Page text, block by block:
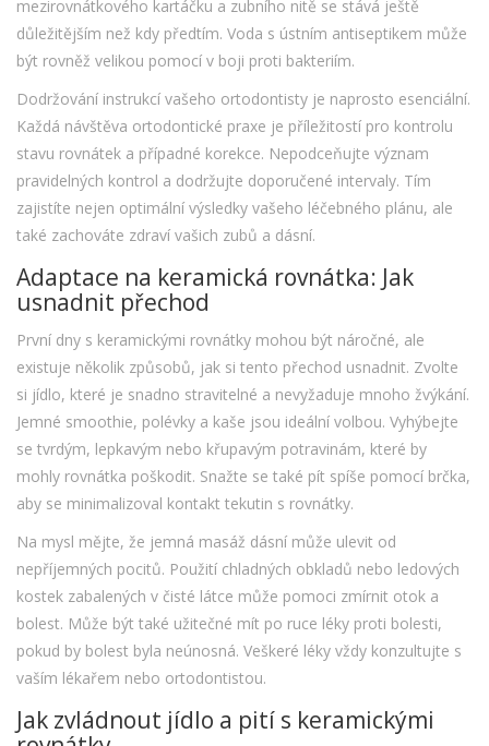
mezirovnátkového kartáčku a zubního nitě se stává ještě
důležitějším než kdy předtím. Voda s ústním antiseptikem může
být rovněž velikou pomocí v boji proti bakteriím.
Dodržování instrukcí vašeho ortodontisty je naprosto esenciální.
Každá návštěva ortodontické praxe je příležitostí pro kontrolu
stavu rovnátek a případné korekce. Nepodceňujte význam
pravidelných kontrol a dodržujte doporučené intervaly. Tím
zajistíte nejen optimální výsledky vašeho léčebného plánu, ale
také zachováte zdraví vašich zubů a dásní.
Adaptace na keramická rovnátka: Jak
usnadnit přechod
První dny s keramickými rovnátky mohou být náročné, ale
existuje několik způsobů, jak si tento přechod usnadnit. Zvolte
si jídlo, které je snadno stravitelné a nevyžaduje mnoho žvýkání.
Jemné smoothie, polévky a kaše jsou ideální volbou. Vyhýbejte
se tvrdým, lepkavým nebo křupavým potravinám, které by
mohly rovnátka poškodit. Snažte se také pít spíše pomocí brčka,
aby se minimalizoval kontakt tekutin s rovnátky.
Na mysl mějte, že jemná masáž dásní může ulevit od
nepříjemných pocitů. Použití chladných obkladů nebo ledových
kostek zabalených v čisté látce může pomoci zmírnit otok a
bolest. Může být také užitečné mít po ruce léky proti bolesti,
pokud by bolest byla neúnosná. Veškeré léky vždy konzultujte s
vaším lékařem nebo ortodontistou.
Jak zvládnout jídlo a pití s keramickými